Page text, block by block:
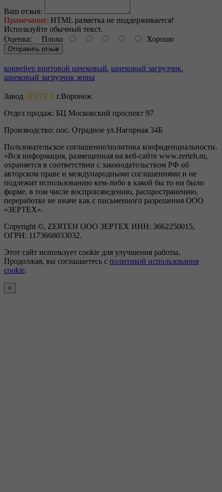
Ваш отзыв:
Примечание: HTML разметка не поддерживается!
Используйте обычный текст.
Оценка: Плохо Хорошо
Отправить отзыв
конвейер винтовой шнековый, шнековый загрузчик,
шнековый загрузчик зерна
Завод ЗЕРТЕХ г.Воронеж
Отдел продаж: БЦ Московский проспект 97
Производство: пос. Отрадное ул.Нагорная 34Б
Пользовательское соглашение/политика конфиденциальности.
«Вся информация, размещенная на веб-сайте www.zerteh.ru,
охраняется в соответствии с законодательством РФ об
авторском праве и международными соглашениями и не
подлежит использованию кем-либо в какой бы то ни было
форме, в том числе воспроизведению, распространению,
переработке не иначе как с письменного разрешения ООО
«ЗЕРТЕХ».
Copyright ©, ZERTEH ООО ЗЕРТЕХ ИНН: 3662250015,
ОГРН: 1173668033032.
Этот сайт использует cookie для улучшения работы.
Продолжая, вы соглашаетесь с политикой использования
cookie.
×